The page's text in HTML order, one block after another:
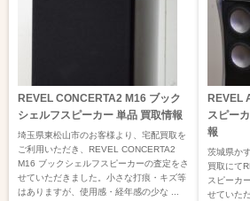
REVEL CONCERTA2 M16 ブック
シェルフスピーカー 単品 買取情報
埼玉県東松山市のお客様より、宅配買取を
ご利用いただき、REVEL CONCERTA2
M16 ブックシェルフスピーカーの査定をさ
せていただきました。小さな打痕・キズ等
はありますが、使用感・経年感の少な ...
REVEL
スピー
報
茨城県か
買取にて
スピーカ
せていた